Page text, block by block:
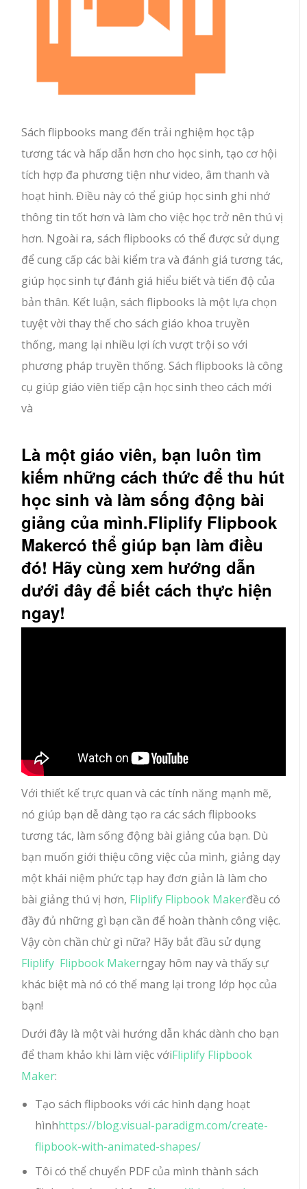
Sách flipbooks mang đến trải nghiệm học tập
tương tác và hấp dẫn hơn cho học sinh, tạo cơ hội
tích hợp đa phương tiện như video, âm thanh và
hoạt hình. Điều này có thể giúp học sinh ghi nhớ
thông tin tốt hơn và làm cho việc học trở nên thú vị
hơn. Ngoài ra, sách flipbooks có thể được sử dụng
để cung cấp các bài kiểm tra và đánh giá tương tác,
giúp học sinh tự đánh giá hiểu biết và tiến độ của
bản thân. Kết luận, sách flipbooks là một lựa chọn
tuyệt vời thay thế cho sách giáo khoa truyền
thống, mang lại nhiều lợi ích vượt trội so với
phương pháp truyền thống. Sách flipbooks là công
cụ giúp giáo viên tiếp cận học sinh theo cách mới
và
Là một giáo viên, bạn luôn tìm
kiếm những cách thức để thu hút
học sinh và làm sống động bài
giảng của mình.Fliplify Flipbook
Makercó thể giúp bạn làm điều
đó! Hãy cùng xem hướng dẫn
dưới đây để biết cách thực hiện
ngay!
Với thiết kế trực quan và các tính năng mạnh mẽ,
nó giúp bạn dễ dàng tạo ra các sách flipbooks
tương tác, làm sống động bài giảng của bạn. Dù
bạn muốn giới thiệu công việc của mình, giảng dạy
một khái niệm phức tạp hay đơn giản là làm cho
bài giảng thú vị hơn, Fliplify Flipbook Makerđều có
đầy đủ những gì bạn cần để hoàn thành công việc.
Vậy còn chần chừ gì nữa? Hãy bắt đầu sử dụng
Fliplify Flipbook Makerngay hôm nay và thấy sự
khác biệt mà nó có thể mang lại trong lớp học của
bạn!
Dưới đây là một vài hướng dẫn khác dành cho bạn
để tham khảo khi làm việc vớiFliplify Flipbook
Maker:
Tạo sách flipbooks với các hình dạng hoạt
hìnhhttps://blog.visual-paradigm.com/create-
flipbook-with-animated-shapes/
Tôi có thể chuyển PDF của mình thành sách